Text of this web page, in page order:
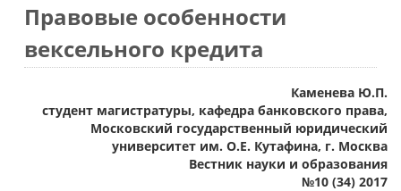
Правовые особенности
вексельного кредита
Каменева Ю.П.
студент магистратуры, кафедра банковского права,
Московский государственный юридический
университет им. О.Е. Кутафина, г. Москва
Вестник науки и образования
№10 (34) 2017